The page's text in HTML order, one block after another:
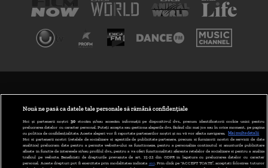
ABONARE DIGI TV
GESTIONAȚI PREFERINȚELE
Nouă ne pasă ca datele tale personale să rămână confidențiale
Noi și partenerii noștri 30stocăm și/sau accesăm informații pe dispozitivul dvs., precum identificatorii cookie unici pentru
prelucrarea datelor cu caracter personal. Puteți accepta sau gestiona alegerile dvs. făcând clic mai jos sau în orice moment, pe pagina
cu politica de confidențialitate. Aceste alegeri vor fi raportate partenerilor noștri și nu vă vor afecta navigarea.
Mai multe detalii
Noi si partenerii nostri (retelele de socializare si agentiile de publicitate partenere, precum si furnizorii nostri de servicii de date
analitice) prelucram date pentru a permite website-ului sa functioneze, pentru a personaliza continutul si anunturile publicitare
afisate in functie de interesele si/sau profilul dvs., pentru a va oferi functionalitati aferente retelelor de socializare si pentru a analiza
traficul pe website. Beneficiati de drepturile prevazute de art. 15-22 din GDPR in legatura cu prelucrarea datelor cu caracter
personal. Aceste drepturi pot fi exercitate prin modalitatea indicata aici. Prin click pe “ACCEPT TOATE”, acceptati folosirea tuturor